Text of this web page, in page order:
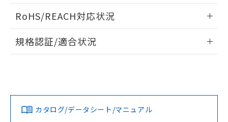
ドすることができます。
ログイン/会員登録
ダウンロードデータをご利用いただく前に、以下を必ずお読
みください。
ソフトウェアの使用条件
RoHS/REACH対応状況
EU RoHS 注意事項・凡例
対応済み
規格認証/適合状況
カタログ/データシート/マニュアル
ものではありません。
また、RoHS指令のフタル酸エステル類４
物質の対応では、対応完了までの期間は出
荷製品に未対応品が混在することから備考
欄に対応日を記載しておりました。